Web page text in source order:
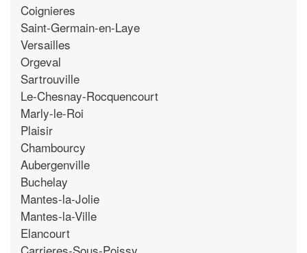
Coignieres
Saint-Germain-en-Laye
Versailles
Orgeval
Sartrouville
Le-Chesnay-Rocquencourt
Marly-le-Roi
Plaisir
Chambourcy
Aubergenville
Buchelay
Mantes-la-Jolie
Mantes-la-Ville
Elancourt
Carrieres-Sous-Poissy